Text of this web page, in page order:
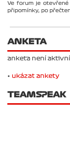
Ve forum je
připomínky, po
ANKETA
anketa není aktivní
• ukázat ankety
TEAMSPEAK